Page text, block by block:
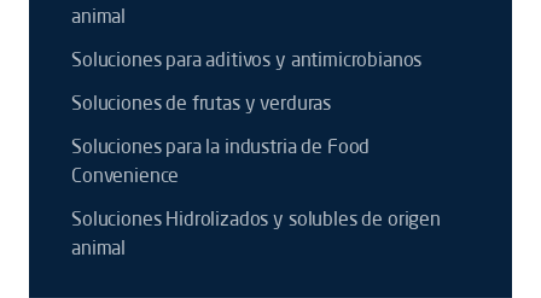
animal
Soluciones para aditivos y antimicrobianos
Soluciones de frutas y verduras
Soluciones para la industria de Food
Convenience
Soluciones Hidrolizados y solubles de origen
animal